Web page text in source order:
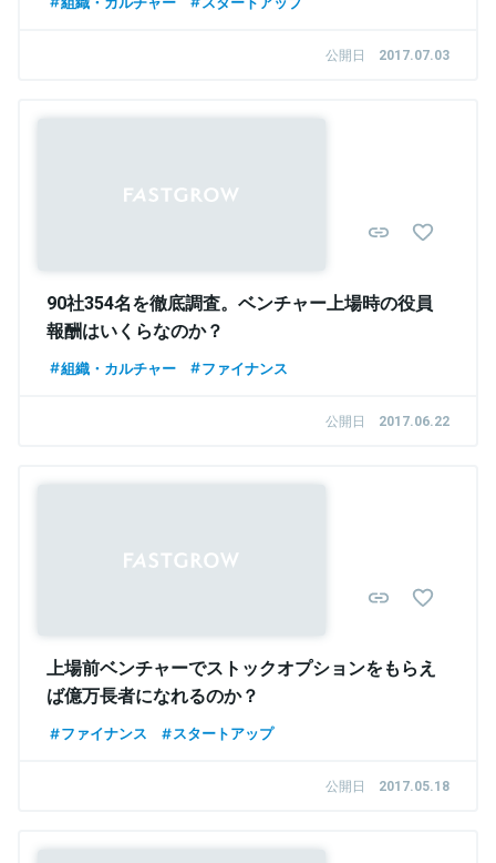
公開日 2017.07.03
90社354名を徹底調査。ベンチャー上場時の役員
報酬はいくらなのか？
組織・カルチャー ファイナンス
公開日 2017.06.22
上場前ベンチャーでストックオプションをもらえ
ば億万長者になれるのか？
ファイナンス スタートアップ
公開日 2017.05.18